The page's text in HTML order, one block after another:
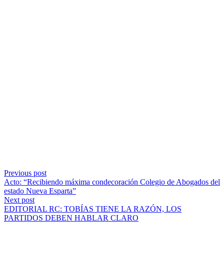
Previous post
Acto: “Recibiendo máxima condecoración Colegio de Abogados del
estado Nueva Esparta”
Next post
EDITORIAL RC: TOBÍAS TIENE LA RAZÓN, LOS
PARTIDOS DEBEN HABLAR CLARO